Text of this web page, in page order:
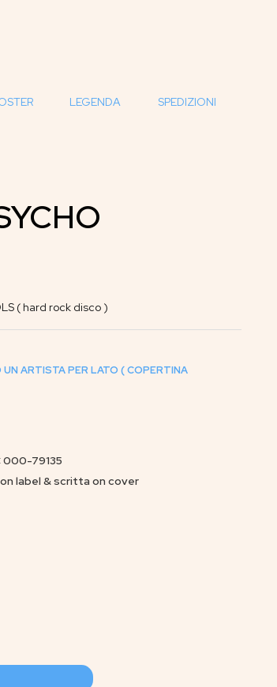
LEGENDA SPEDIZIONI
( hard rock disco )
ARTISTA PER LATO ( COPERTINA
000-79135
label & scritta on cover